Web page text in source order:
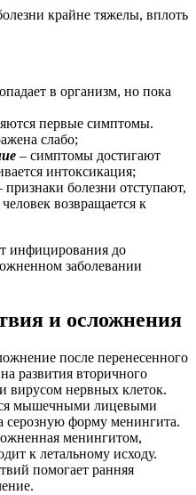
крайне тяжелы, вплоть
в организм, но пока
первые симптомы.
слабо;
– симптомы достигают
интоксикация;
признаки болезни отступают,
возвращается к
инфицирования до
заболевании
и осложнения
после перенесенного
развития вторичного
вирусом нервных клеток.
мышечными лицевыми
серозную форму менингита.
менингитом,
к летальному исходу.
помогает ранняя